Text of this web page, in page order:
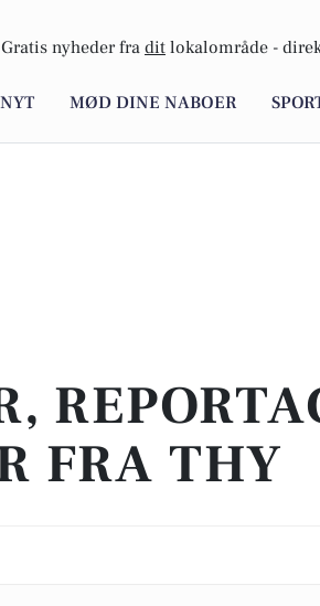
Gratis nyheder fra dit lokalområde -
MØD DINE NABOER
FRA THY